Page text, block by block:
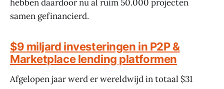
hebben daardoor nu al ruim 50.000 projecten
samen gefinancierd.
$9 miljard investeringen in P2P &
Marketplace lending platformen
Afgelopen jaar werd er wereldwijd in totaal $31